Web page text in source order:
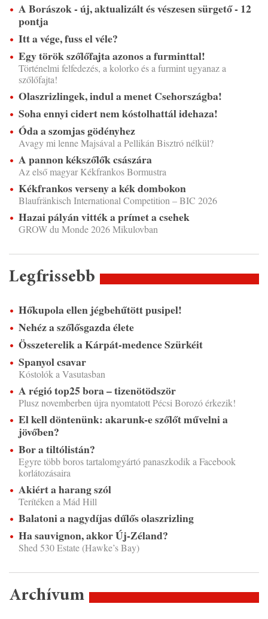
A Borászok - új, aktualizált és vészesen sürgető - 12
pontja
Itt a vége, fuss el véle?
Egy török szőlőfajta azonos a furminttal!
Történelmi felfedezés, a kolorko és a furmint ugyanaz a
szőlőfajta!
Olaszrizlingek, indul a menet Csehországba!
Soha ennyi cidert nem kóstolhattál idehaza!
Óda a szomjas gödényhez
Avagy mi lenne Majsával a Pellikán Bisztró nélkül?
A pannon kékszőlők császára
Az első magyar Kékfrankos Bormustra
Kékfrankos verseny a kék dombokon
Blaufränkisch International Competition – BIC 2026
Hazai pályán vitték a prímet a csehek
GROW du Monde 2026 Mikulovban
Legfrissebb
Hőkupola ellen jégbehűtött pusipel!
Nehéz a szőlősgazda élete
Összeterelik a Kárpát-medence Szürkéit
Spanyol csavar
Kóstolók a Vasutasban
A régió top25 bora – tizenötödször
Plusz novemberben újra nyomtatott Pécsi Borozó érkezik!
El kell döntenünk: akarunk-e szőlőt művelni a
jövőben?
Bor a tiltólistán?
Egyre több boros tartalomgyártó panaszkodik a Facebook
korlátozásaira
Akiért a harang szól
Terítéken a Mád Hill
Balatoni a nagydíjas dűlős olaszrizling
Ha sauvignon, akkor Új-Zéland?
Shed 530 Estate (Hawke’s Bay)
Archívum